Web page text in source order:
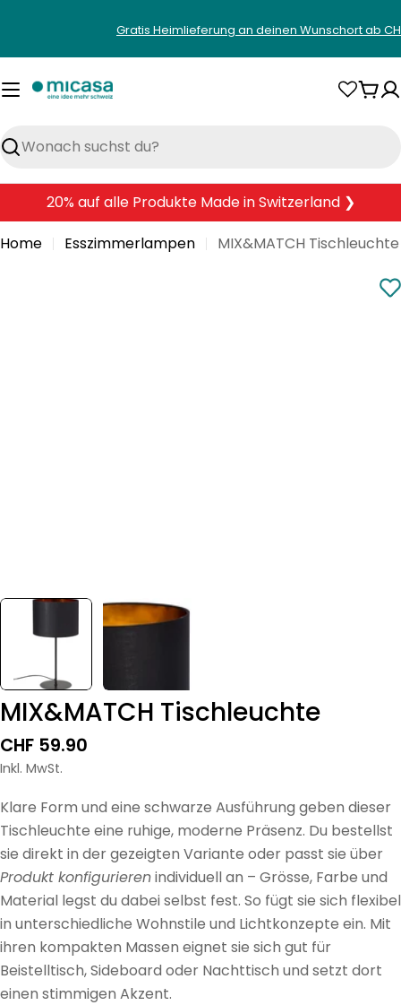
springen
Gratis Heimlieferung an deinen Wunschort ab
Suchen
20% auf alle Produkte Made in Switzerland ❯
Home
Esszimmerlampen MIX&MATCH Tischleuchte
MIX&MATCH Tischleuchte
Regulärer
Preis
CHF 59.90
Inkl. MwSt.
Klare Form und eine schwarze Ausführung geben dieser
Tischleuchte eine ruhige, moderne Präsenz. Du bestellst
sie direkt in der gezeigten Variante oder passt sie über
Produkt konfigurierenindividuell an – Grösse, Farbe und
Material legst du dabei selbst fest. So fügt sie sich flexibel
in unterschiedliche Wohnstile und Lichtkonzepte ein. Mit
ihren kompakten Massen eignet sie sich gut für
Beistelltisch, Sideboard oder Nachttisch und setzt dort
einen stimmigen Akzent.